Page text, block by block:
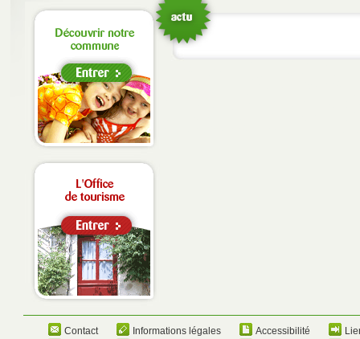
Contact Informations légales Accessibilité